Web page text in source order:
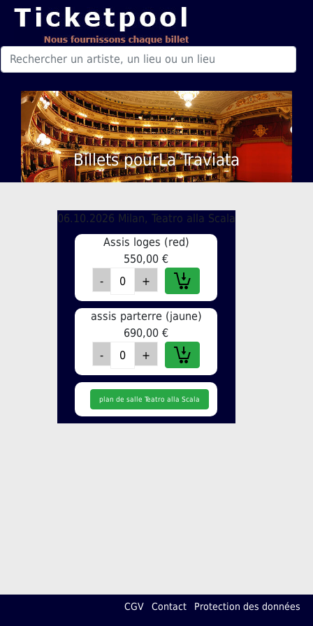
Billets pourLa Traviata
06.10.2026 Milan, Teatro alla Scala
Assis loges (red)
550,00 €
assis parterre (jaune)
690,00 €
plan de salle Teatro alla Scala
CGV Contact Protection des données